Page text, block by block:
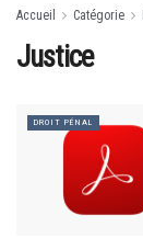
Accueil Catégorie
Justice
DROIT PÉNAL